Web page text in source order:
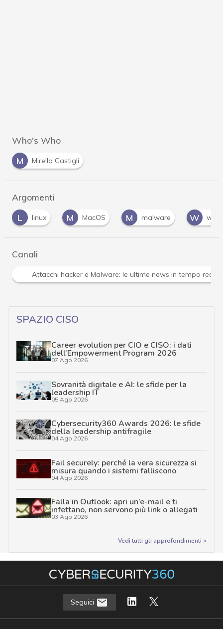
Who's Who
M
Mirella Castigli
Argomenti
L
linux M MacOS M malware W
Canali
Attacchi hacker e Malware: le ultime news in tempo
SPAZIO CISO
Career evolution per CIO e CISO: i dati
dell’Empowerment Program 2026
07 Ago 2026
Sovranità digitale e AI: le sfide per la
leadership IT
05 Ago 2026
Cybersecurity360 Awards 2026: le sfide
della leadership antifragile
04 Ago 2026
Fail securely: perché la vera sicurezza si
misura quando i sistemi falliscono
04 Ago 2026
Falla in Outlook: apri un’e-mail e ti
infettano, non servono più link o allegati
03 Ago 2026
Vedi tutti gli approfondimenti >
Seguici